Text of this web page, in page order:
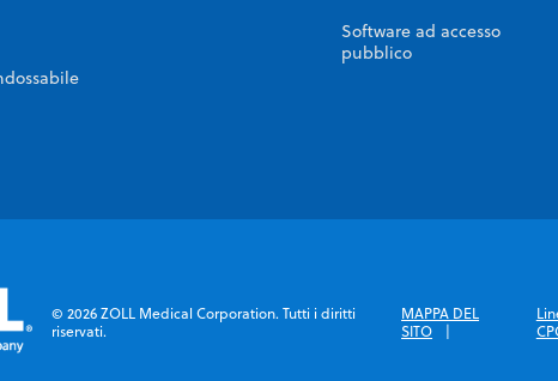
Software ad accesso
pubblico
© 2026 ZOLL Medical Corporation. Tutti i diritti
riservati.
MAPPA DEL
SITO